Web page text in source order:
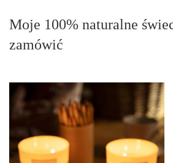
Moje 100% naturalne
zamówić